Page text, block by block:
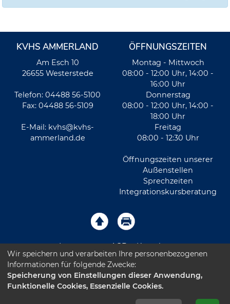
KVHS AMMERLAND
Am Esch 10
26655 Westerstede
Telefon: 04488 56-5100
Fax: 04488 56-5109
E-Mail: kvhs@kvhs-
ammerland.de
ÖFFNUNGSZEITEN
Montag - Mittwoch
08:00 - 12:00 Uhr, 14:00 -
16:00 Uhr
Donnerstag
08:00 - 12:00 Uhr, 14:00 -
18:00 Uhr
Freitag
08:00 - 12:30 Uhr
Öffnungszeiten unserer
Außenstellen
Sprechzeiten
Integrationskursberatung
Impressum AGB Kontakt
Sitemap Datenschutz Leichte Sprache
Barrierefreiheitserklärung
Wir speichern und verarbeiten Ihre personenbezogenen
Informationen für folgende Zwecke:
Speicherung von Einstellungen dieser Anwendung,
Funktionelle Cookies, Essenzielle Cookies.